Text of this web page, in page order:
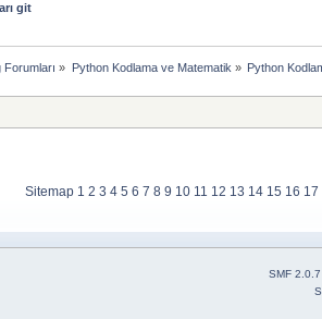
git
» Python Kodlama ve Matematik » Python
Sitemap 1 2 3 4 5 6 7 8 9 10 11 12 13 14 15 16 17
SMF 2.0.7